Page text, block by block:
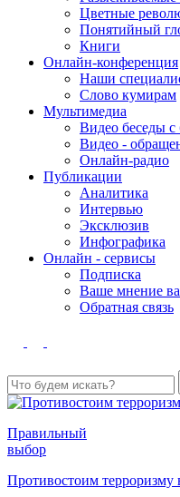
Цветные
Понятийный
Книги
Онлайн-конференция
Наши
Слово кумирам
Мультимедиа
Видео беседы
Видео -
Онлайн-радио
Публикации
Аналитика
Интервью
Эксклюзив
Инфографика
Онлайн - сервисы
Подписка
Ваше мнение
Обратная связь
Правильный
выбор
Противостоим терроризму